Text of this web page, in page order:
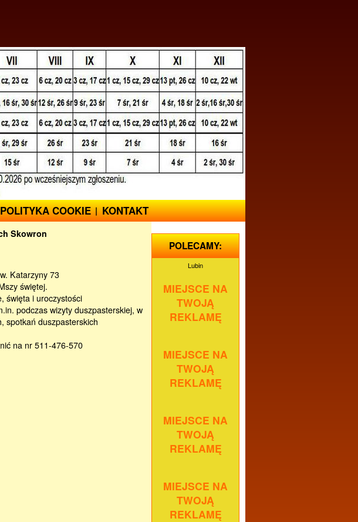
POLITYKA COOKIE KONTAKT
Skowron
Katarzyny 73
święta i uroczystości
podczas wizyty duszpasterskiej, w
spotkań duszpasterskich
nr 511-476-570
POLECAMY:
Lubin
MIEJSCE NA
TWOJĄ
REKLAMĘ
MIEJSCE NA
TWOJĄ
REKLAMĘ
MIEJSCE NA
TWOJĄ
REKLAMĘ
MIEJSCE NA
TWOJĄ
REKLAMĘ